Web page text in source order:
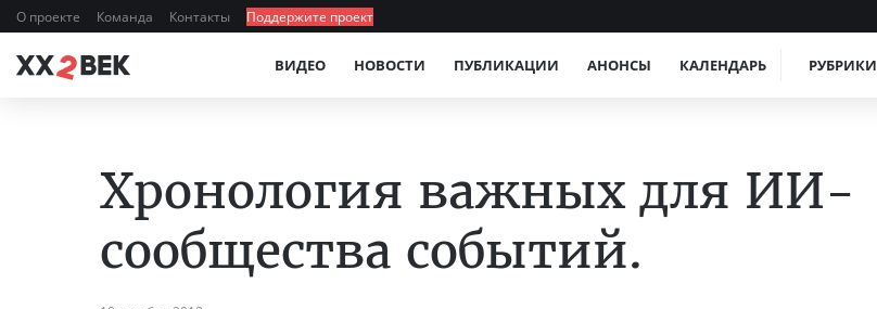
О проекте Команда Контакты Поддержите проект
ВИДЕО НОВОСТИ ПУБЛИКАЦИИ АНОНСЫ КАЛЕНДАРЬ РУБРИКИ
Хронология важных для ИИ-
сообщества событий.